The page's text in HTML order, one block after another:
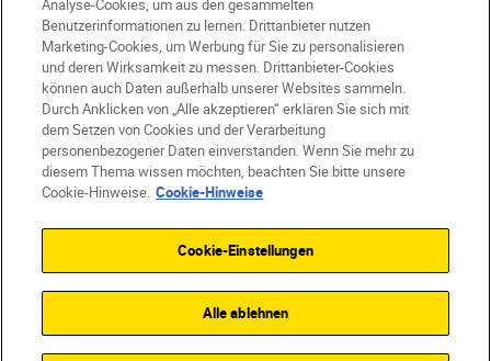
Nutzungsbedingungen
Geschäftsbedingungen des Nikon Stores
Cookie-Hinweise
Barrierefreiheit
Cookie-Einstellungen
© 2026 Nikon
Analyse-Cookies, um aus den gesammelten
Benutzerinformationen zu lernen. Drittanbieter nutzen
Marketing-Cookies, um Werbung für Sie zu personalisieren
und deren Wirksamkeit zu messen. Drittanbieter-Cookies
können auch Daten außerhalb unserer Websites sammeln.
Durch Anklicken von „Alle akzeptieren“ erklären Sie sich mit
dem Setzen von Cookies und der Verarbeitung
personenbezogener Daten einverstanden. Wenn Sie mehr zu
diesem Thema wissen möchten, beachten Sie bitte unsere
Cookie-Hinweise. Cookie-Hinweise
Cookie-Einstellungen
Alle ablehnen